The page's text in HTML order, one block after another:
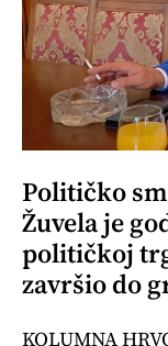
Političko
Žuvela je
političkoj
završio do
KOLUMNA